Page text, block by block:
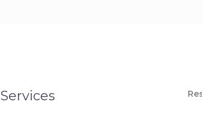
Services